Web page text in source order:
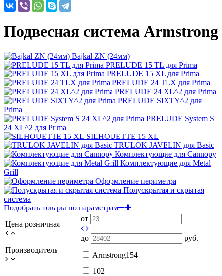
Подвесная система Armstrong
Bajkal ZN (24мм)
PRELUDE 15 TL для Prima
PRELUDE 15 XL для Prima
PRELUDE 24 TLX для Prima
PRELUDE 24 XL^2 для Prima
PRELUDE SIXTY^2 для
Prima
PRELUDE System S
24 XL^2 для Prima
SILHOUETTE 15 XL
TRULOK JAVELIN для Basic
Комплектующие для Cannopy
Комплектующие для Metal
Grill
Оформление периметра
Полускрытая и скрытая
система
Подобрать товары по параметрам
Цена розничная
от
до
руб.
Производитель
Armstrong154
102